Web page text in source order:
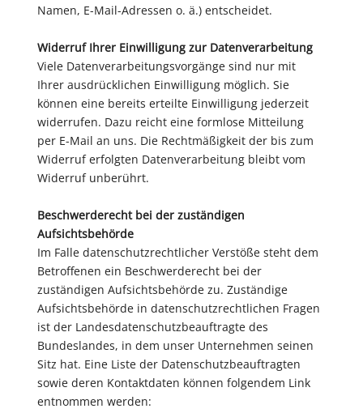
Namen, E-Mail-Adressen o. ä.) entscheidet.
Widerruf Ihrer Einwilligung zur Datenverarbeitung
Viele Datenverarbeitungsvorgänge sind nur mit
Ihrer ausdrücklichen Einwilligung möglich. Sie
können eine bereits erteilte Einwilligung jederzeit
widerrufen. Dazu reicht eine formlose Mitteilung
per E-Mail an uns. Die Rechtmäßigkeit der bis zum
Widerruf erfolgten Datenverarbeitung bleibt vom
Widerruf unberührt.
Beschwerderecht bei der zuständigen
Aufsichtsbehörde
Im Falle datenschutzrechtlicher Verstöße steht dem
Betroffenen ein Beschwerderecht bei der
zuständigen Aufsichtsbehörde zu. Zuständige
Aufsichtsbehörde in datenschutzrechtlichen Fragen
ist der Landesdatenschutzbeauftragte des
Bundeslandes, in dem unser Unternehmen seinen
Sitz hat. Eine Liste der Datenschutzbeauftragten
sowie deren Kontaktdaten können folgendem Link
entnommen werden: